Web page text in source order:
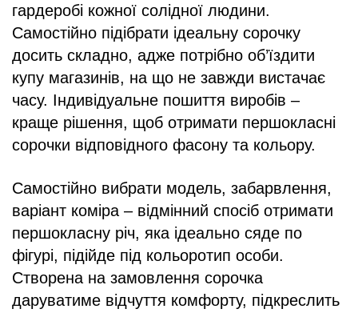
гардеробі кожної солідної людини.
Самостійно підібрати ідеальну сорочку
досить складно, адже потрібно об’їздити
купу магазинів, на що не завжди вистачає
часу. Індивідуальне пошиття виробів –
краще рішення, щоб отримати першокласні
сорочки відповідного фасону та кольору.
Самостійно вибрати модель, забарвлення,
варіант коміра – відмінний спосіб отримати
першокласну річ, яка ідеально сяде по
фігурі, підійде під кольоротип особи.
Створена на замовлення сорочка
даруватиме відчуття комфорту, підкреслить